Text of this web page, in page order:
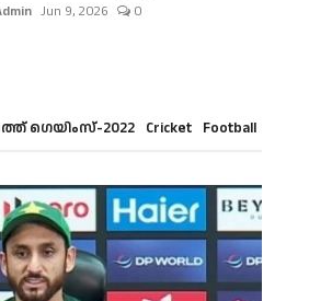
Jun 9, 2026 0
ഗെയിംസ്-2022 Cricket Football